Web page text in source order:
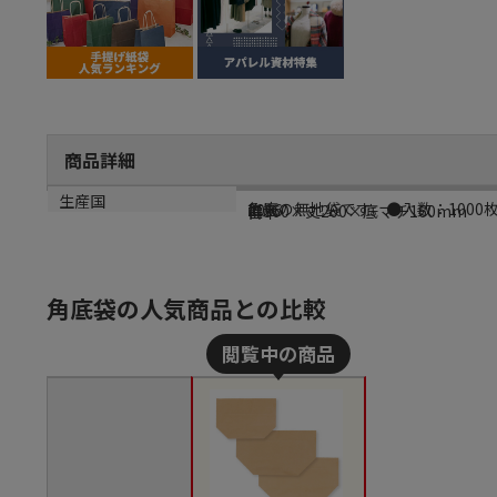
商品詳細
商品説明
亀底の無地袋です。●入数：1000枚
メーカー品番
2006
サイズ
幅360×丈200×底マチ160mm
生産国
日本
角底袋の人気商品との比較